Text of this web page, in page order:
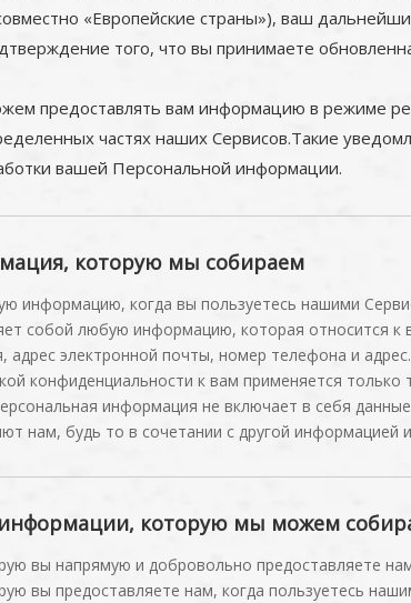
«Европейские страны»), ваш
того, что вы принимаете
предоставлять вам информацию в режиме
частях наших Сервисов.Такие
вашей Персональной информации.
которую мы собираем
информацию, когда вы пользуетесь нашими
собой любую информацию, которая относится
адрес электронной почты, номер телефона и
конфиденциальности к вам применяется
информация не включает в себя
нам, будь то в сочетании с другой информацией
которую мы можем
вы напрямую и добровольно предоставляете
вы предоставляете нам, когда пользуетесь